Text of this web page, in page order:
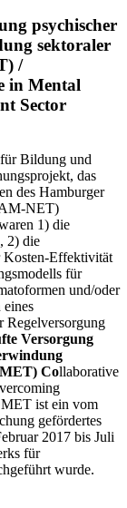
psychischer
sektoraler
/
in Mental
Sector
Bildung und
das
des Hamburger
NET)
1) die
2) die
Kosten-Effektivität
für
und/oder
eines
Regelversorgung
Versorgung
Collaborative
ist ein vom
gefördertes
2017 bis Juli
für
wurde.